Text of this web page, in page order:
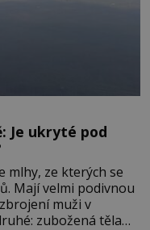
Je ukryté pod
mlhy, ze kterých se
Mají velmi podivnou
muži v
zubožená těla